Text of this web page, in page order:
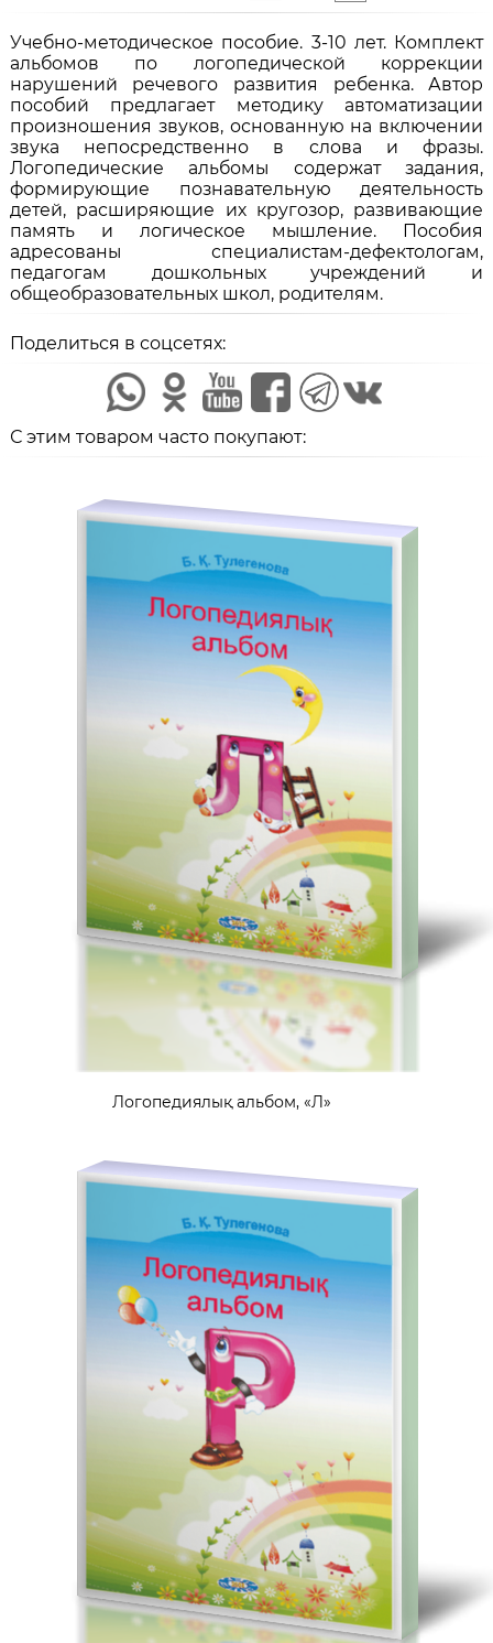
Учебно-методическое пособие. 3-10 лет. Комплект
альбомов по логопедической коррекции
нарушений речевого развития ребенка. Автор
пособий предлагает методику автоматизации
произношения звуков, основанную на включении
звука непосредственно в слова и фразы.
Логопедические альбомы содержат задания,
формирующие познавательную деятельность
детей, расширяющие их кругозор, развивающие
память и логическое мышление. Пособия
адресованы специалистам-дефектологам,
педагогам дошкольных учреждений и
общеобразовательных школ, родителям.
Поделиться в соцсетях:
С этим товаром часто покупают:
Логопедиялық альбом, «Л»